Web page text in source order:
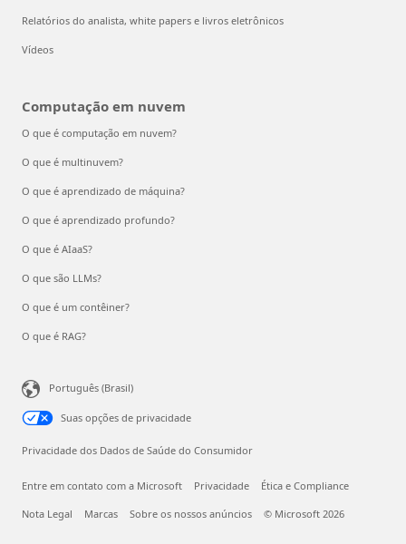
Relatórios do analista, white papers e livros eletrônicos
Vídeos
Computação em nuvem
O que é computação em nuvem?
O que é multinuvem?
O que é aprendizado de máquina?
O que é aprendizado profundo?
O que é AIaaS?
O que são LLMs?
O que é um contêiner?
O que é RAG?
Português (Brasil)
Suas opções de privacidade
Privacidade dos Dados de Saúde do Consumidor
Entre em contato com a Microsoft Privacidade Ética e Compliance
Nota Legal Marcas Sobre os nossos anúncios © Microsoft 2026